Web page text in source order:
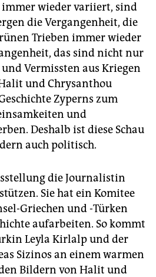
immer wieder variiert, sind
die Vergangenheit, die
Trieben immer wieder
das sind nicht nur
Vermissten aus Kriegen
und Chrysanthou
Zyperns zum
und
Deshalb ist diese Schau
auch politisch.
die Journalistin
Sie hat ein Komitee
Griechen und -Türken
aufarbeiten. So kommt
Leyla Kirlalp und der
Sizinos an einem warmen
Bildern von Halit und